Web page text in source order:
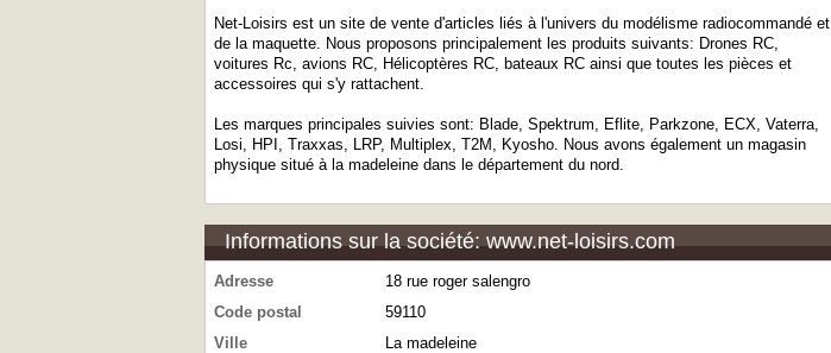
Net-Loisirs est un site de vente d'articles liés à l'univers du modélisme radiocommandé et
de la maquette. Nous proposons principalement les produits suivants: Drones RC,
voitures Rc, avions RC, Hélicoptères RC, bateaux RC ainsi que toutes les pièces et
accessoires qui s'y rattachent.
Les marques principales suivies sont: Blade, Spektrum, Eflite, Parkzone, ECX, Vaterra,
Losi, HPI, Traxxas, LRP, Multiplex, T2M, Kyosho. Nous avons également un magasin
physique situé à la madeleine dans le département du nord.
Informations sur la société: www.net-loisirs.com
Adresse
18 rue roger salengro
Code postal
59110
Ville
La madeleine